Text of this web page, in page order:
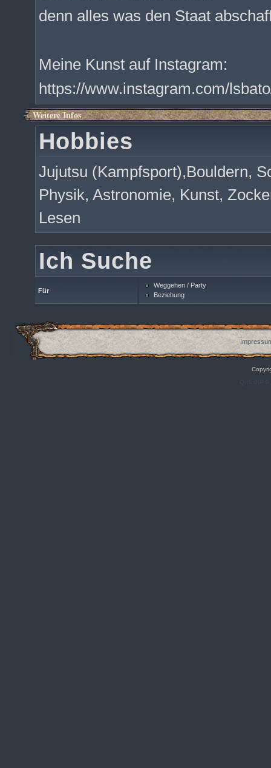
denn alles was den Staat
Meine Kunst auf Instagram:
https://www.instagram.com/
Weitere Infos
Hobbies
Jujutsu (Kampfsport),Bouldern,
Physik, Astronomie, Kunst,
Lesen
Ich Suche
Für
Weggehen / Party
Beziehung